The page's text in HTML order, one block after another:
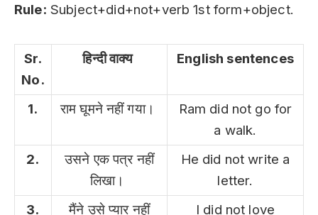
Rule: Subject+did+not+verb 1st form+object.
Sr.
No.
हिन्दी वाक्य English sentences
1. राम घूमने नहीं गया।
Ram did not go for
a walk.
2.
उसने एक पत्र नहीं
लिखा।
He did not write a
letter.
3.
मैंने उसे प्यार नहीं I did not love